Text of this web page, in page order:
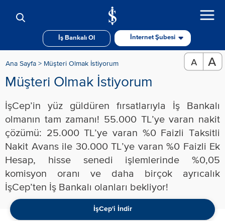
İş Bankalı Ol İnternet Şubesi
Ana Sayfa > Müşteri Olmak İstiyorum
Müşteri Olmak İstiyorum
İşCep’in yüz güldüren fırsatlarıyla İş Bankalı
olmanın tam zamanı! 55.000 TL’ye varan nakit
çözümü: 25.000 TL’ye varan %0 Faizli Taksitli
Nakit Avans ile 30.000 TL’ye varan %0 Faizli Ek
Hesap, hisse senedi işlemlerinde %0,05
komisyon oranı ve daha birçok ayrıcalık
İşCep’ten İş Bankalı olanları bekliyor!​
İşCep'i İndir